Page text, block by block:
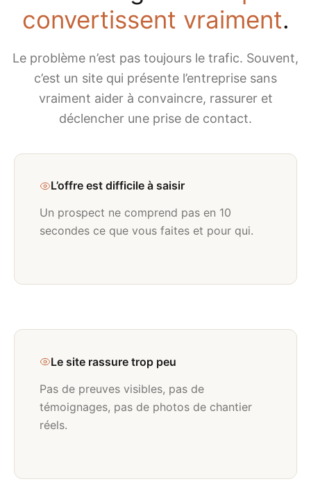
convertissent vraiment.
Le problème n’est pas toujours le trafic. Souvent,
c’est un site qui présente l’entreprise sans
vraiment aider à convaincre, rassurer et
déclencher une prise de contact.
L’offre est difficile à saisir
Un prospect ne comprend pas en 10
secondes ce que vous faites et pour qui.
Le site rassure trop peu
Pas de preuves visibles, pas de
témoignages, pas de photos de chantier
réels.